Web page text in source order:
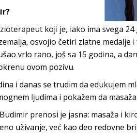
koji je, iako ima svega
osvojio četiri zlatne
vrlo rano, još sa 15 godina, a
ovom pozivu.
i danas se trudim da edukujem
ljudima i pokažem da
prenosi je jasna: masaža i
uživanje, već kao deo redovne